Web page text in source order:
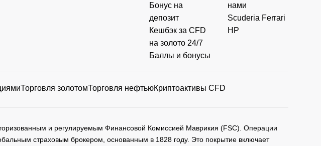
Бонус на
депозит
Кешбэк за CFD
на золото 24/7
Баллы и бонусы
нами
Scuderia Ferrari
HP
Торговля золотомТорговля нефтьюКриптоактивы CFD
и регулируемым Финансовой Комиссией Маврикия (FSC). Операции
страховым брокером, основанным в 1828 году. Это покрытие включает